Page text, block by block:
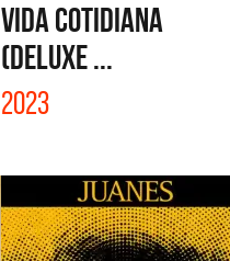
VIDA COTIDIANA
(DELUXE ...
2023